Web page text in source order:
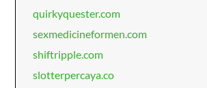
quirkyquester.com
sexmedicineformen.com
shiftripple.com
slotterpercaya.co